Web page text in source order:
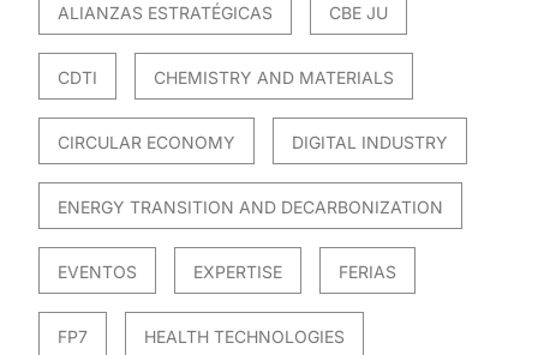
ALIANZAS ESTRATÉGICAS CBE JU
CDTI CHEMISTRY AND MATERIALS
CIRCULAR ECONOMY DIGITAL INDUSTRY
ENERGY TRANSITION AND DECARBONIZATION
EVENTOS EXPERTISE FERIAS
FP7 HEALTH TECHNOLOGIES